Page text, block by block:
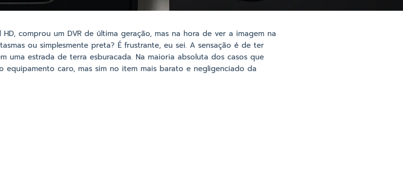
HD, comprou um DVR de última geração, mas na hora de ver a imagem na
ou simplesmente preta? É frustrante, eu sei. A sensação é de ter
uma estrada de terra esburacada. Na maioria absoluta dos casos que
equipamento caro, mas sim no item mais barato e negligenciado da